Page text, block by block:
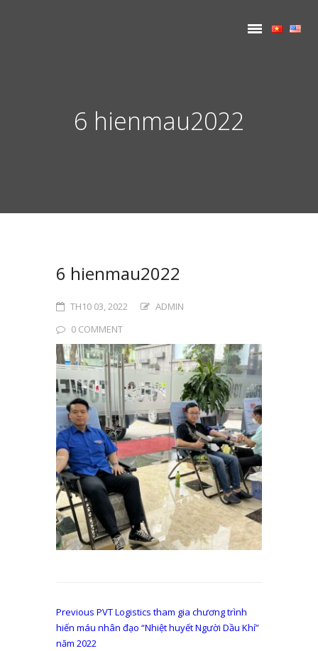
6 hienmau2022
6 hienmau2022
TH10 03, 2022
ADMIN
0 COMMENT
Điều
hướng
Previous Previous
post:
PVT Logistics tham gia chương trình
hiến máu nhân đạo “Nhiệt huyết Người Dầu Khí”
năm 2022